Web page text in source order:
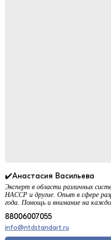
✔️Анастасия Васильева
Эксперт в области различных
HACCP и другие. Опыт в сфере
года. Помощь и внимание на
88006007055
info@ntdstandart.ru